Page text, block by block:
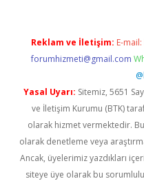
Reklam ve İletişim: E-mail:
forumhizmeti@gmail.com
Yasal Uyarı: Sitemiz, 5651
ve İletişim Kurumu (BTK)
olarak hizmet vermektedir.
olarak denetleme veya
Ancak, üyelerimiz yazdıkları
siteye üye olarak bu